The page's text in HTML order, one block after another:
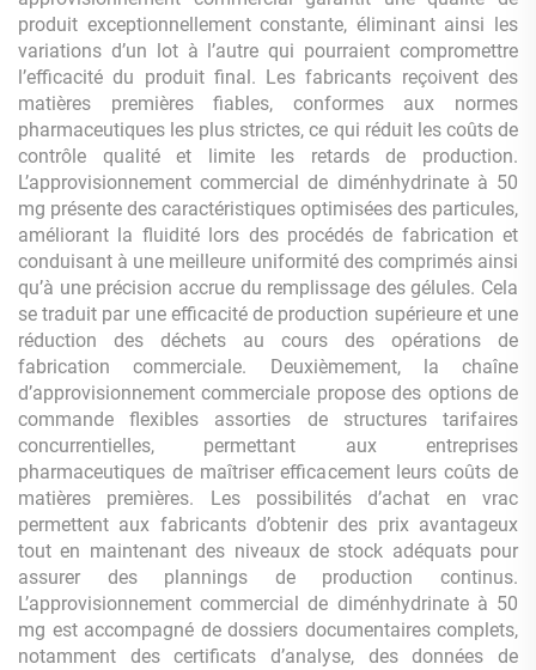
produit exceptionnellement constante, éliminant ainsi les
variations d’un lot à l’autre qui pourraient compromettre
l’efficacité du produit final. Les fabricants reçoivent des
matières premières fiables, conformes aux normes
pharmaceutiques les plus strictes, ce qui réduit les coûts de
contrôle qualité et limite les retards de production.
L’approvisionnement commercial de diménhydrinate à 50
mg présente des caractéristiques optimisées des particules,
améliorant la fluidité lors des procédés de fabrication et
conduisant à une meilleure uniformité des comprimés ainsi
qu’à une précision accrue du remplissage des gélules. Cela
se traduit par une efficacité de production supérieure et une
réduction des déchets au cours des opérations de
fabrication commerciale. Deuxièmement, la chaîne
d’approvisionnement commerciale propose des options de
commande flexibles assorties de structures tarifaires
concurrentielles, permettant aux entreprises
pharmaceutiques de maîtriser efficacement leurs coûts de
matières premières. Les possibilités d’achat en vrac
permettent aux fabricants d’obtenir des prix avantageux
tout en maintenant des niveaux de stock adéquats pour
assurer des plannings de production continus.
L’approvisionnement commercial de diménhydrinate à 50
mg est accompagné de dossiers documentaires complets,
notamment des certificats d’analyse, des données de